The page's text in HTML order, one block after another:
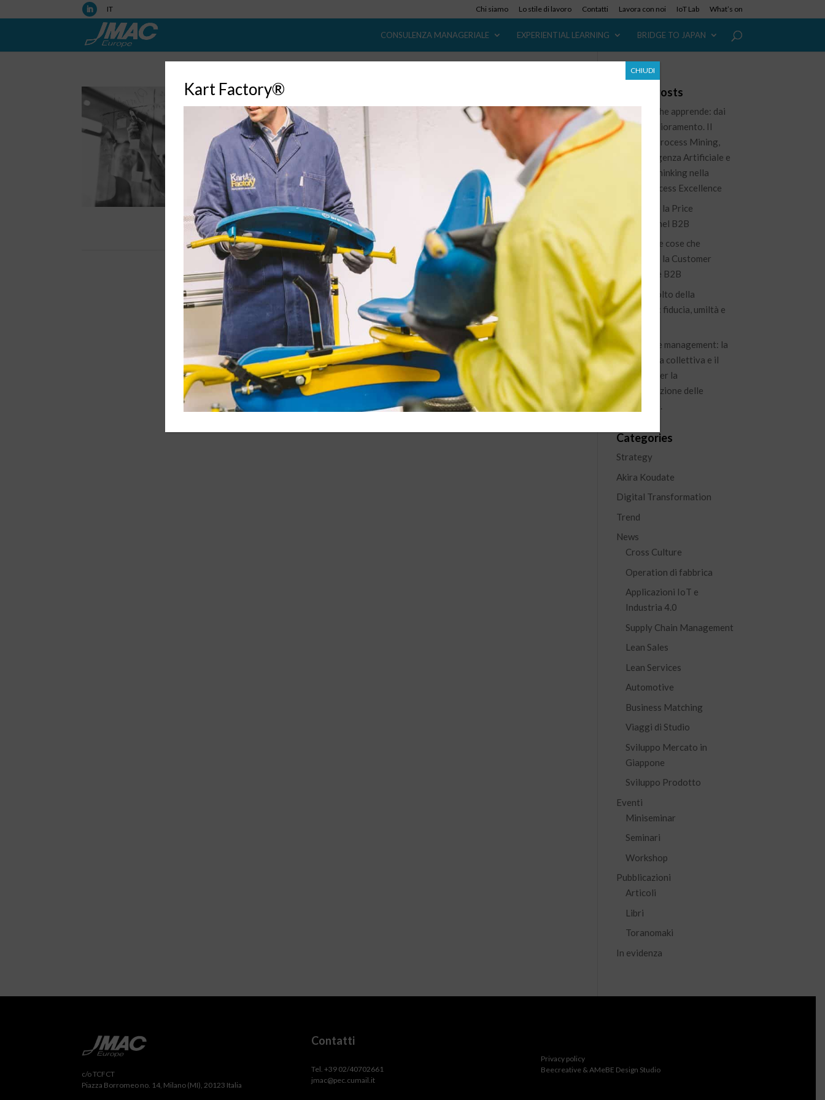
IT Chi siamo Lo stile di lavoro Contatti Lavora con noi IoT Lab What’s on
CONSULENZA MANAGERIALE EXPERIENTIAL LEARNING BRIDGE TO JAPAN
23 Giu, 2018
Sviluppo Prodotto Sorgente di valore per il cliente e per il
business Home / Consulenza manageriale / Sviluppo Prodotto
Sviluppo Prodotto L’innovazione di prodotto e tecnologica è una
delle leve principali a disposizione delle imprese per mantenere e
sviluppare...
Recent Posts
L’azienda che apprende: dai
dati al miglioramento. Il
ruolo del Process Mining,
dell’Intelligenza Artificiale e
del Lean Thinking nella
nuova Process Excellence
Governare la Price
Waterfall nel B2B
100 piccole cose che
migliorano la Customer
Experience B2B
Il nuovo volto della
leadership: fiducia, umiltà e
visione
Knowledge management: la
conoscenza collettiva e il
percorso per la
capitalizzazione delle
esperienze.
Categories
Strategy
Akira Koudate
Digital Transformation
Trend
News
Cross Culture
Operation di fabbrica
Applicazioni IoT e
Industria 4.0
Supply Chain Management
Lean Sales
Lean Services
Automotive
Business Matching
Viaggi di Studio
Sviluppo Mercato in
Giappone
Sviluppo Prodotto
Eventi
Miniseminar
Seminari
Workshop
Pubblicazioni
Articoli
Libri
Toranomaki
In evidenza
c/o TCFCT
Piazza Borromeo no. 14, Milano (MI), 20123 Italia
Contatti
Tel. +39 02/40702661
jmac@pec.cumail.it
Privacy policy
Beecreative & AMeBE Design Studio
Kart Factory®
CHIUDI